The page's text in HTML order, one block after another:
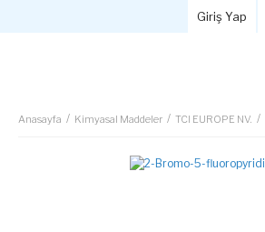
Giriş Yap
Anasayfa Kimyasal Maddeler TCI EUROPE NV.